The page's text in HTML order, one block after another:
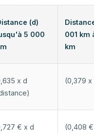
(d)
5 000
001 km
km
x d
(0,379 x
€ x d (0,408